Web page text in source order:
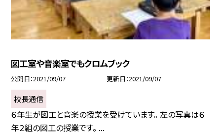
図工室や音楽室でもクロムブック
公開日 2021/09/07 更新日 2021/09/07
校長通信
６年生が図工と音楽の授業を受けています。 左の写真は６
年２組の図工の授業です。 ...